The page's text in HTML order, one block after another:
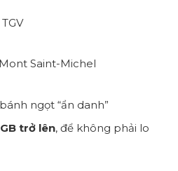
Saint-Michel
ngọt “ẩn danh”
trở lên, để không phải lo